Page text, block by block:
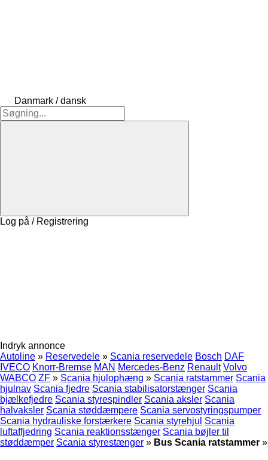
Danmark / dansk
Log på / Registrering
Indryk annonce
Autoline » Reservedele » Scania reservedele Bosch DAF
IVECO Knorr-Bremse MAN Mercedes-Benz Renault Volvo
WABCO ZF » Scania hjulophæng » Scania ratstammer Scania
hjulnav Scania fjedre Scania stabilisatorstænger Scania
bjælkefjedre Scania styrespindler Scania aksler Scania
halvaksler Scania støddæmpere Scania servostyringspumper
Scania hydrauliske forstærkere Scania styrehjul Scania
luftaffjedring Scania reaktionsstænger Scania bøjler til
støddæmper Scania styrestænger » Bus Scania ratstammer »